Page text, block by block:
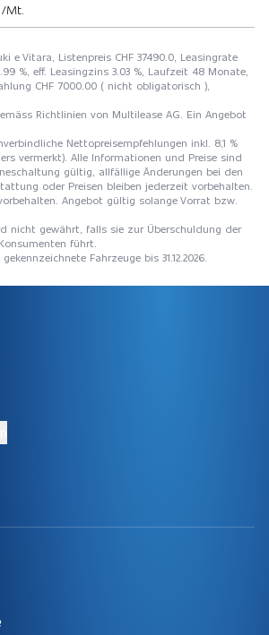
/Mt.
e Vitara, Listenpreis CHF 37490.0, Leasingrate
%, eff. Leasingzins 3.03 %, Laufzeit 48 Monate,
CHF 7000.00 ( nicht obligatorisch ),
Richtlinien von Multilease AG. Ein Angebot
Nettopreisempfehlungen inkl. 8,1 %
vermerkt). Alle Informationen und Preise sind
gültig, allfällige Änderungen bei den
oder Preisen bleiben jederzeit vorbehalten.
Angebot gültig solange Vorrat bzw.
nicht gewährt, falls sie zur Überschuldung der
führt.
Fahrzeuge bis 31.12.2026.